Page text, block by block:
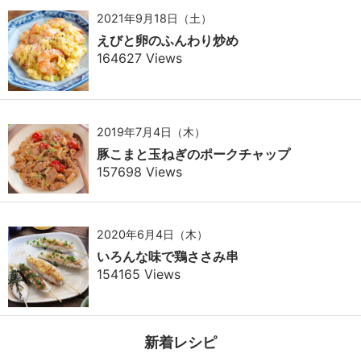
2021年9月18日（土）
えびと卵のふんわり炒め
164627 Views
2019年7月4日（木）
豚こまと玉ねぎのポークチャップ
157698 Views
2020年6月4日（木）
いろんな味で鶏ささみ串
154165 Views
新着レシピ